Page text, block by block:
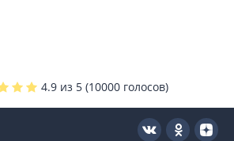
4.9 из 5 (10000 голосов)